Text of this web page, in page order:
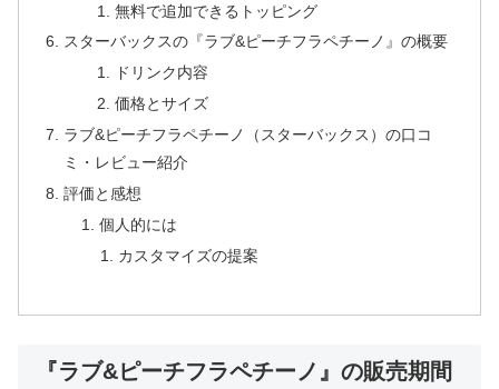
無料で追加できるトッピング
スターバックスの『ラブ&ピーチフラペチーノ』の概要
ドリンク内容
価格とサイズ
ラブ&ピーチフラペチーノ（スターバックス）の口コ
ミ・レビュー紹介
評価と感想
個人的には
カスタマイズの提案
『ラブ&ピーチフラペチーノ』の販売期間